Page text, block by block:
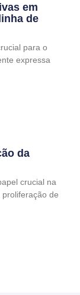
em
de
para o
expressa
da
crucial na
de